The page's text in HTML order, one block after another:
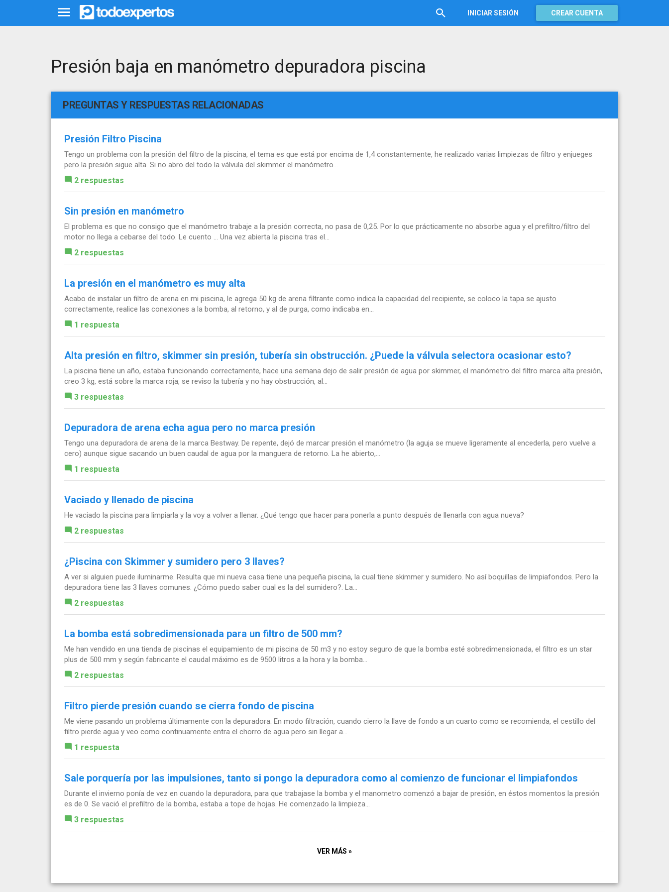
INICIAR SESIÓN CREAR CUENTA
Presión baja en manómetro depuradora piscina
PREGUNTAS Y RESPUESTAS RELACIONADAS
Presión Filtro Piscina
Tengo un problema con la presión del filtro de la piscina, el tema es que está por encima de 1,4 constantemente, he realizado varias limpiezas de filtro y enjueges
pero la presión sigue alta. Si no abro del todo la válvula del skimmer el manómetro...
2 respuestas
Sin presión en manómetro
El problema es que no consigo que el manómetro trabaje a la presión correcta, no pasa de 0,25. Por lo que prácticamente no absorbe agua y el prefiltro/filtro del
motor no llega a cebarse del todo. Le cuento ... Una vez abierta la piscina tras el...
2 respuestas
La presión en el manómetro es muy alta
Acabo de instalar un filtro de arena en mi piscina, le agrega 50 kg de arena filtrante como indica la capacidad del recipiente, se coloco la tapa se ajusto
correctamente, realice las conexiones a la bomba, al retorno, y al de purga, como indicaba en...
1 respuesta
Alta presión en filtro, skimmer sin presión, tubería sin obstrucción. ¿Puede la válvula selectora ocasionar esto?
La piscina tiene un año, estaba funcionando correctamente, hace una semana dejo de salir presión de agua por skimmer, el manómetro del filtro marca alta presión,
creo 3 kg, está sobre la marca roja, se reviso la tubería y no hay obstrucción, al...
3 respuestas
Depuradora de arena echa agua pero no marca presión
Tengo una depuradora de arena de la marca Bestway. De repente, dejó de marcar presión el manómetro (la aguja se mueve ligeramente al encederla, pero vuelve a
cero) aunque sigue sacando un buen caudal de agua por la manguera de retorno. La he abierto,...
1 respuesta
Vaciado y llenado de piscina
He vaciado la piscina para limpiarla y la voy a volver a llenar. ¿Qué tengo que hacer para ponerla a punto después de llenarla con agua nueva?
2 respuestas
¿Piscina con Skimmer y sumidero pero 3 llaves?
A ver si alguien puede iluminarme. Resulta que mi nueva casa tiene una pequeña piscina, la cual tiene skimmer y sumidero. No así boquillas de limpiafondos. Pero la
depuradora tiene las 3 llaves comunes. ¿Cómo puedo saber cual es la del sumidero?. La...
2 respuestas
La bomba está sobredimensionada para un filtro de 500 mm?
Me han vendido en una tienda de piscinas el equipamiento de mi piscina de 50 m3 y no estoy seguro de que la bomba esté sobredimensionada, el filtro es un star
plus de 500 mm y según fabricante el caudal máximo es de 9500 litros a la hora y la bomba...
2 respuestas
Filtro pierde presión cuando se cierra fondo de piscina
Me viene pasando un problema últimamente con la depuradora. En modo filtración, cuando cierro la llave de fondo a un cuarto como se recomienda, el cestillo del
filtro pierde agua y veo como continuamente entra el chorro de agua pero sin llegar a...
1 respuesta
Sale porquería por las impulsiones, tanto si pongo la depuradora como al comienzo de funcionar el limpiafondos
Durante el invierno ponía de vez en cuando la depuradora, para que trabajase la bomba y el manometro comenzó a bajar de presión, en éstos momentos la presión
es de 0. Se vació el prefiltro de la bomba, estaba a tope de hojas. He comenzado la limpieza...
3 respuestas
VER MÁS »